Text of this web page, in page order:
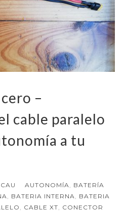
–
cable paralelo
a tu
AUTONOMÍA, BATERÍA
, BATERIA INTERNA, BATERIA
, CABLE XT, CONECTOR